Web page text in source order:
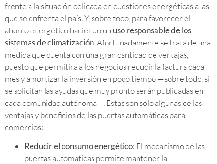
frente a la situación delicada en cuestiones energéticas a las
que se enfrenta el país. Y, sobre todo, para favorecer el
ahorro energético haciendo un uso responsable de los
sistemas de climatización. Afortunadamente se trata de una
medida que cuenta con una gran cantidad de ventajas,
puesto que permitirá a los negocios reducir la factura cada
mes y amortizar la inversión en poco tiempo —sobre todo, si
se solicitan las ayudas que muy pronto serán publicadas en
cada comunidad autónoma—. Estas son solo algunas de las
ventajas y beneficios de las puertas automáticas para
comercios:
Reducir el consumo energético: El mecanismo de las
puertas automáticas permite mantener la